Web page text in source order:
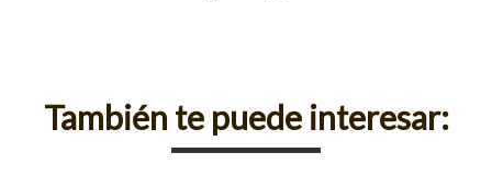
También te puede interesar: